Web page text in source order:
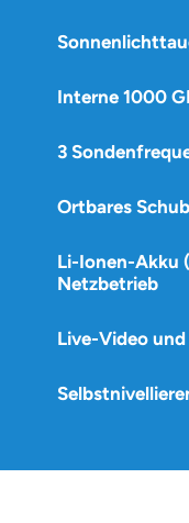
Interne 1000
3
Ortbares
Li-Ionen-Akku
Netzbetrieb
Live-Video